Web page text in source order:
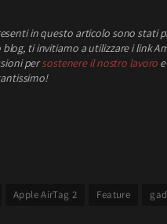
in questo articolo sono stati
ti invitiamo a utilizzare i link
persostenere il nostro lavoro
Apple AirTag 2 Feature